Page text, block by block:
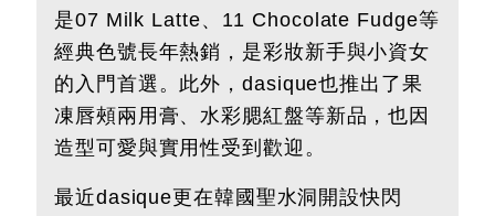
是07 Milk Latte、11 Chocolate Fudge等
經典色號長年熱銷，是彩妝新手與小資女
的入門首選。此外，dasique也推出了果
凍唇頰兩用膏、水彩腮紅盤等新品，也因
造型可愛與實用性受到歡迎。
最近dasique更在韓國聖水洞開設快閃